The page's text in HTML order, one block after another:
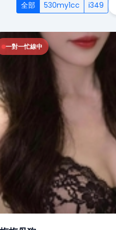
全部 530my1cc i349
一對一忙線中